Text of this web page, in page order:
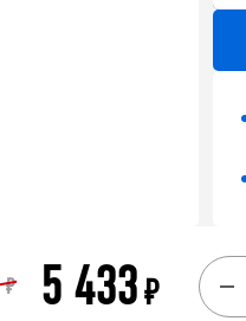
₽ 5 433₽